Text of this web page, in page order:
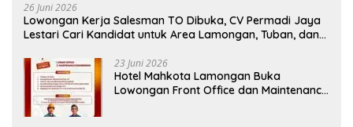
26 Juni 2026
Lowongan Kerja Salesman TO Dibuka, CV Permadi Jaya
Lestari Cari Kandidat untuk Area Lamongan, Tuban, dan
23 Juni 2026
Hotel Mahkota Lamongan Buka
Lowongan Front Office dan Maintenance